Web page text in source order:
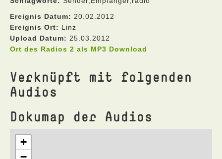
Ereignis Datum: 20.02.2012
Ereignis Ort: Linz
Upload Datum: 25.03.2012
Ort des Radios 2 als MP3 Download
Verknüpft mit folgenden
Audios
Dokumap der Audios